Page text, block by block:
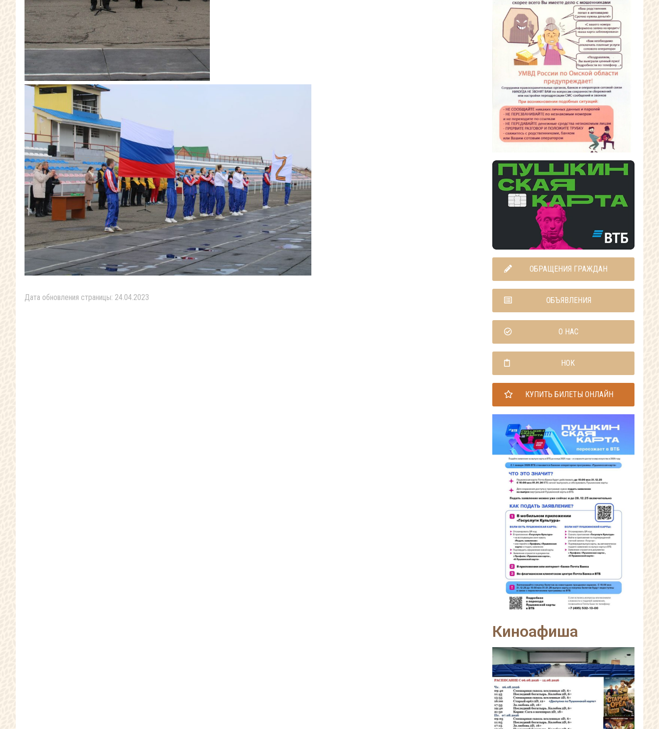
Дата обновления страницы: 24.04.2023
ОБРАЩЕНИЯ ГРАЖДАН
ОБЪЯВЛЕНИЯ
О НАС
НОК
КУПИТЬ БИЛЕТЫ ОНЛАЙН
Киноафиша